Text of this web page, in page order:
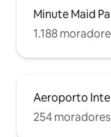
Minute Maid
1.188
Aeroporto
254